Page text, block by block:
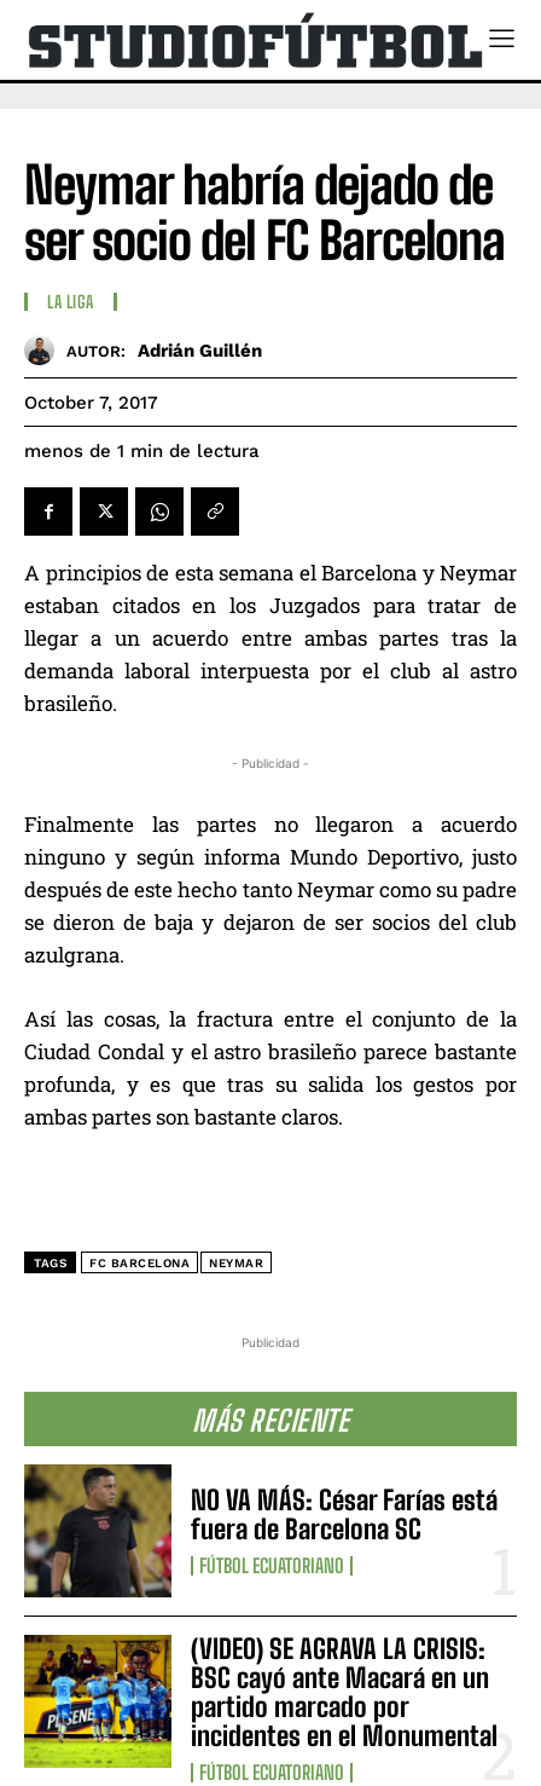
Publicidad
MÁS RECIENTE
NO VA MÁS: César Farías está
fuera de Barcelona SC
FÚTBOL ECUATORIANO
(VIDEO) SE AGRAVA LA CRISIS:
BSC cayó ante Macará en un
partido marcado por
incidentes en el Monumental
FÚTBOL ECUATORIANO
Neymar habría dejado de
ser socio del FC Barcelona
LA LIGA
AUTOR: Adrián Guillén
October 7, 2017
menos de 1 min de lectura
A principios de esta semana el Barcelona y Neymar
estaban citados en los Juzgados para tratar de
llegar a un acuerdo entre ambas partes tras la
demanda laboral interpuesta por el club al astro
brasileño.
- Publicidad -
Finalmente las partes no llegaron a acuerdo
ninguno y según informa Mundo Deportivo, justo
después de este hecho tanto Neymar como su padre
se dieron de baja y dejaron de ser socios del club
azulgrana.
Así las cosas, la fractura entre el conjunto de la
Ciudad Condal y el astro brasileño parece bastante
profunda, y es que tras su salida los gestos por
ambas partes son bastante claros.
TAGS FC BARCELONA NEYMAR